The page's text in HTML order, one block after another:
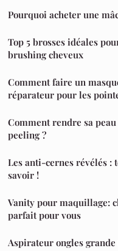
Pourquoi acheter une
Top 5 brosses idéales
brushing cheveux
Comment faire un
réparateur pour les
Comment rendre sa
peeling ?
Les anti-cernes révélés :
savoir !
Vanity pour maquillage:
parfait pour vous
Aspirateur ongles